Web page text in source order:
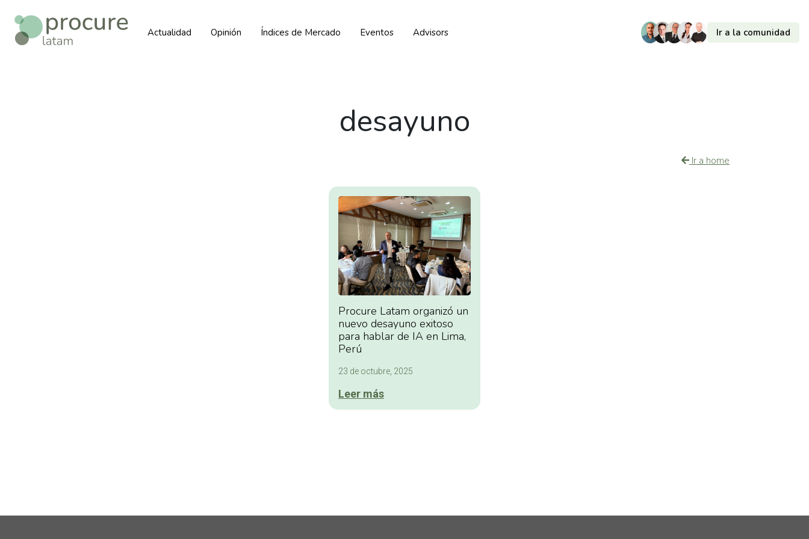
Actualidad Opinión Índices de Mercado Eventos Advisors Ir a la comunidad
desayuno
Ir a home
Procure Latam organizó un
nuevo desayuno exitoso
para hablar de IA en Lima,
Perú
23 de octubre, 2025
Leer más